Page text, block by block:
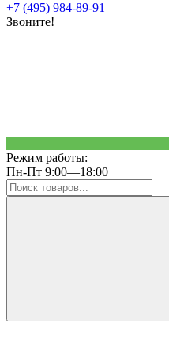
+7 (495) 984-89-91
Звоните!
Режим работы:
Пн-Пт 9:00—18:00